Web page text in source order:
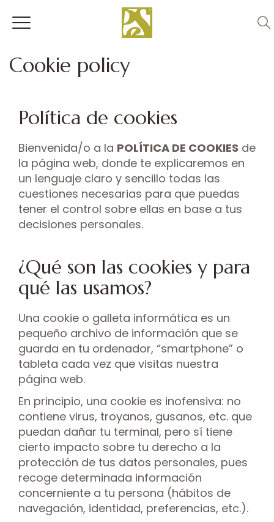
Cookie policy
Política de cookies
Bienvenida/o a la POLÍTICA DE COOKIES de
la página web, donde te explicaremos en
un lenguaje claro y sencillo todas las
cuestiones necesarias para que puedas
tener el control sobre ellas en base a tus
decisiones personales.
¿Qué son las cookies y para
qué las usamos?
Una cookie o galleta informática es un
pequeño archivo de información que se
guarda en tu ordenador, “smartphone” o
tableta cada vez que visitas nuestra
página web.
En principio, una cookie es inofensiva: no
contiene virus, troyanos, gusanos, etc. que
puedan dañar tu terminal, pero sí tiene
cierto impacto sobre tu derecho a la
protección de tus datos personales, pues
recoge determinada información
concerniente a tu persona (hábitos de
navegación, identidad, preferencias, etc.).